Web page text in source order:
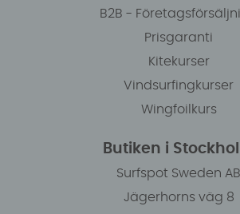
B2B -
Prisgaranti
Kitekurser
Vindsurfingkurser
Wingfoilkurs
Butiken i
Surfspot Sweden AB
Jägerhorns väg 8